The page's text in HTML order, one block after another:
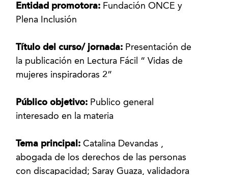
Entidad promotora: Fundación ONCE y
Plena Inclusión
Título del curso/ jornada: Presentación de
la publicación en Lectura Fácil “ Vidas de
mujeres inspiradoras 2”
Público objetivo: Publico general
interesado en la materia
Tema principal:Catalina Devandas ,
abogada de los derechos de las personas
con discapacidad; Saray Guaza, validadora